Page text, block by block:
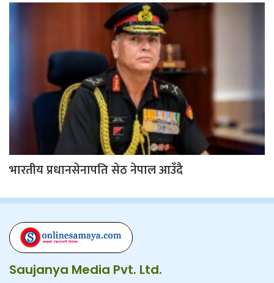
भारतीय प्रधानसेनापति सेठ नेपाल आउँदै
Saujanya Media Pvt. Ltd.